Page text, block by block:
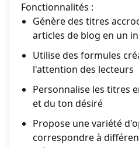
Fonctionnalités :
Génère des titres
articles de blog en un
Utilise des formules
l'attention des lecteurs
Personnalise les titres
et du ton désiré
Propose une variété
correspondre à